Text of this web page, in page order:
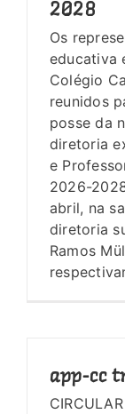
2028
Os
educativa
Colégio
reunidos
posse da
diretoria
e
2026-
abril, na
diretoria
Ramos
app-cc